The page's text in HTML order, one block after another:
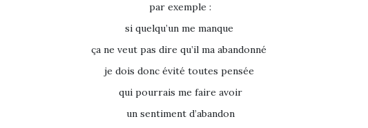
par exemple :
si quelqu’un me manque
ça ne veut pas dire qu’il ma abandonné
je dois donc évité toutes pensée
qui pourrais me faire avoir
un sentiment d’abandon